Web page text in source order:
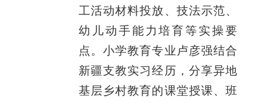
工活动材料投放、技法示范、
幼儿动手能力培育等实操要
点。小学教育专业卢彦强结合
新疆支教实习经历，分享异地
基层乡村教育的课堂授课、班